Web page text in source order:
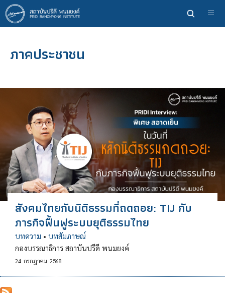
ข้าม
ไป
ยัง
หลักภาคประชาชน
สังคมไทยกับนิติธรรมที่ถดถอย: TIJ กับ
ภารกิจฟื้นฟูระบบยุติธรรมไทย
บทความ • บทสัมภาษณ์
กองบรรณาธิการ สถาบันปรีดี พนมยงค์
24 กรกฎาคม 2568